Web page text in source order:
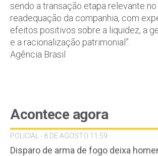
sendo a transação etapa relevante
readequação da companhia, com
efeitos positivos sobre a liquidez, a
e a racionalização patrimonial”.
Agência Brasil
Acontece agora
POLICIAL - 8 DE AGOSTO 11:59
Disparo de arma de fogo deixa